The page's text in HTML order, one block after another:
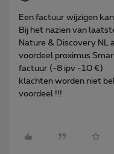
Een factuur wijzigen
Bij het nazien van
Nature & Discovery NL
voordeel proximus
factuur (-8 ipv -10 €)
klachten worden niet
voordeel !!!